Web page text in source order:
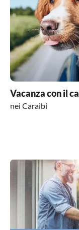
Vacanza con il
nei Caraibi